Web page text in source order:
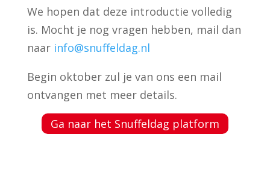
We hopen dat deze introductie volledig
is. Mocht je nog vragen hebben, mail dan
naar info@snuffeldag.nl
Begin oktober zul je van ons een mail
ontvangen met meer details.
Ga naar het Snuffeldag platform